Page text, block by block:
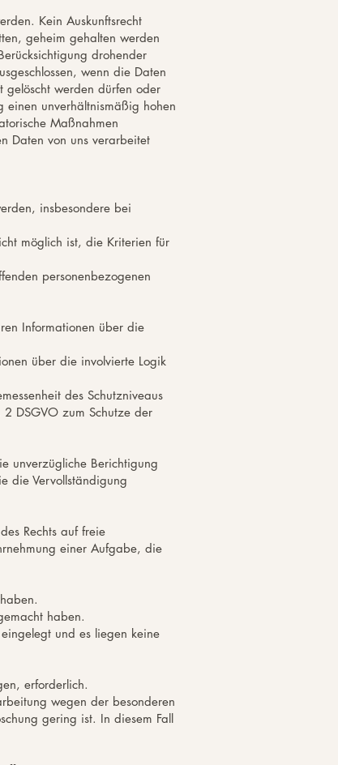
Kein Auskunftsrecht
geheim gehalten werden
drohender
wenn die Daten
gelöscht werden dürfen oder
einen unverhältnismäßig hohen
Maßnahmen
Daten von uns verarbeitet
insbesondere bei
möglich ist, die Kriterien für
personenbezogenen
Informationen über die
über die involvierte Logik
des Schutzniveaus
DSGVO zum Schutze der
unverzügliche Berichtigung
die Vervollständigung
Rechts auf freie
einer Aufgabe, die
haben.
und es liegen keine
erforderlich.
wegen der besonderen
gering ist. In diesem Fall